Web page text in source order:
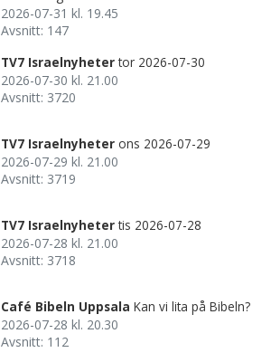
2026-07-31 kl. 19.45
Avsnitt: 147
TV7 Israelnyheter tor 2026-07-30
2026-07-30 kl. 21.00
Avsnitt: 3720
TV7 Israelnyheter ons 2026-07-29
2026-07-29 kl. 21.00
Avsnitt: 3719
TV7 Israelnyheter tis 2026-07-28
2026-07-28 kl. 21.00
Avsnitt: 3718
Café Bibeln Uppsala Kan vi lita på Bibeln?
2026-07-28 kl. 20.30
Avsnitt: 112